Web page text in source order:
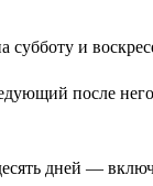
и
после
дней —